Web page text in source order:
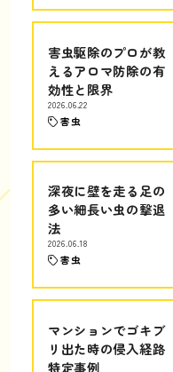
害虫駆除のプロが教
えるアロマ防除の有
効性と限界
2026.06.22
害虫
深夜に壁を走る足の
多い細長い虫の撃退
法
2026.06.18
害虫
マンションでゴキブ
リ出た時の侵入経路
特定事例